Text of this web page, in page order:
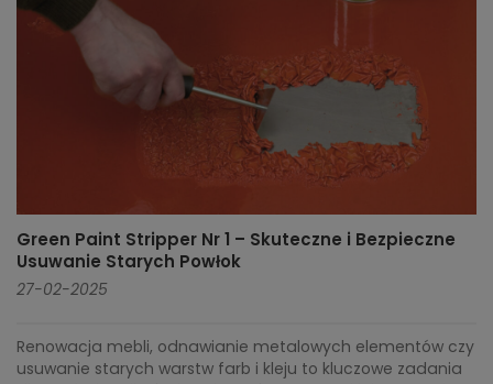
Green Paint Stripper Nr 1 – Skuteczne i Bezpieczne
Usuwanie Starych Powłok
27-02-2025
Renowacja mebli, odnawianie metalowych elementów czy
usuwanie starych warstw farb i kleju to kluczowe zadania